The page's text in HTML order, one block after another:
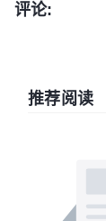
评论:
推荐阅读